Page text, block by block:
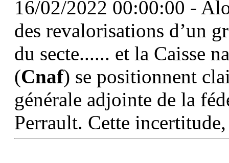
16/02/2022 00:00:00 -
des revalorisations d’un
du secte...... et la Caisse
(Cnaf) se positionnent
générale adjointe de la
Perrault. Cette